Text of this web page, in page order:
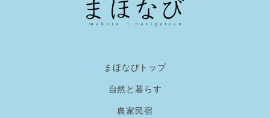
まほなびトップ
自然と暮らす
農家民宿